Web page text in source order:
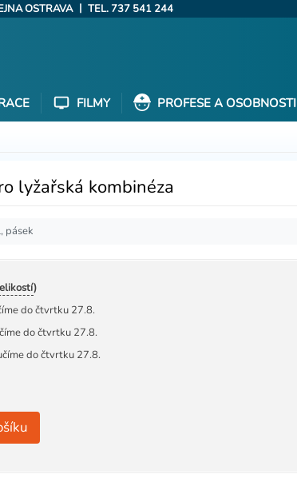
OSTRAVA | TEL. 737 541 244
FILMY PROFESE A OSOBNOSTI
lyžařská kombinéza
pásek
)
do čtvrtku 27.8.
do čtvrtku 27.8.
do čtvrtku 27.8.